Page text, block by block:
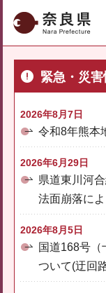
奈良県
緊急・災害
2026年8月7日
令和8年熊本
2026年6月29日
県道東川河
法面崩落に
2026年8月5日
国道168号（
ついて(迂回